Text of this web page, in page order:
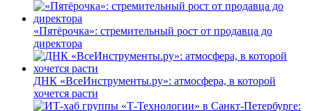
«Пятёрочка»: стремительный рост от продавца до
директора
ДНК «ВсеИнструменты.ру»: атмосфера, в которой
хочется расти